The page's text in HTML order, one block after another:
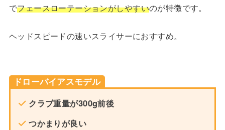
でフェースローテーションがしやすいのが特徴です。
ヘッドスピードの速いスライサーにおすすめ。
ドローバイアスモデル
クラブ重量が300g前後
つかまりが良い